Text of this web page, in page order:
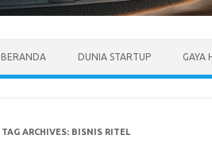
BERANDA DUNIA STARTUP GAYA
TAG ARCHIVES: BISNIS RITEL